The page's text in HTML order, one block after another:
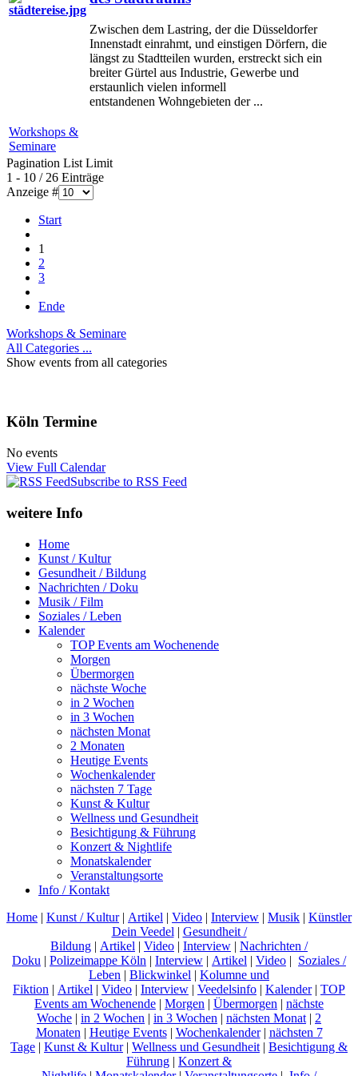
Zwischen dem Lastring, der die Düsseldorfer
Innenstadt einrahmt, und einstigen Dörfern, die
längst zu Stadtteilen wurden, erstreckt sich ein
breiter Gürtel aus Industrie, Gewerbe und
erstaunlich vielen informell
entstandenen Wohngebieten der ...
Workshops &
Seminare
Pagination List Limit
1 - 10 / 26 Einträge
Anzeige #
Start
1
2
3
Ende
Workshops & Seminare
All Categories ...
Show events from all categories
Köln Termine
No events
View Full Calendar
Subscribe to RSS Feed
weitere Info
Home
Kunst / Kultur
Gesundheit / Bildung
Nachrichten / Doku
Musik / Film
Soziales / Leben
Kalender
TOP Events am Wochenende
Morgen
Übermorgen
nächste Woche
in 2 Wochen
in 3 Wochen
nächsten Monat
2 Monaten
Heutige Events
Wochenkalender
nächsten 7 Tage
Kunst & Kultur
Wellness und Gesundheit
Besichtigung & Führung
Konzert & Nightlife
Monatskalender
Veranstaltungsorte
Info / Kontakt
Home | Kunst / Kultur| Artikel | Video | Interview | Musik | Künstler
Dein Veedel | Gesundheit /
Bildung | Artikel | Video | Interview | Nachrichten /
Doku | Polizeimappe Köln | Interview | Artikel | Video | Soziales /
Leben | Blickwinkel | Kolumne und
Fiktion | Artikel | Video | Interview | Veedelsinfo | Kalender| TOP
Events am Wochenende | Morgen | Übermorgen | nächste
Woche | in 2 Wochen | in 3 Wochen | nächsten Monat | 2
Monaten | Heutige Events| Wochenkalender| nächsten 7
Tage | Kunst & Kultur| Wellness und Gesundheit | Besichtigung &
Führung | Konzert &